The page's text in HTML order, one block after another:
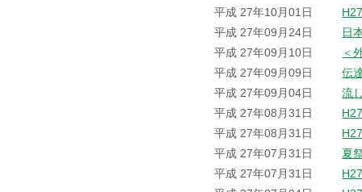
平成 27年10月01日
平成 27年09月24日
日
平成 27年09月10日
＜
平成 27年09月09日
伝
平成 27年09月04日
流
平成 27年08月31日
平成 27年08月31日
平成 27年07月31日
夏
平成 27年07月31日